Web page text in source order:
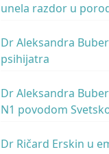
unela razdor u
Dr Aleksandra
psihijatra
Dr Aleksandra
N1 povodom
Dr Ričard Erskin u